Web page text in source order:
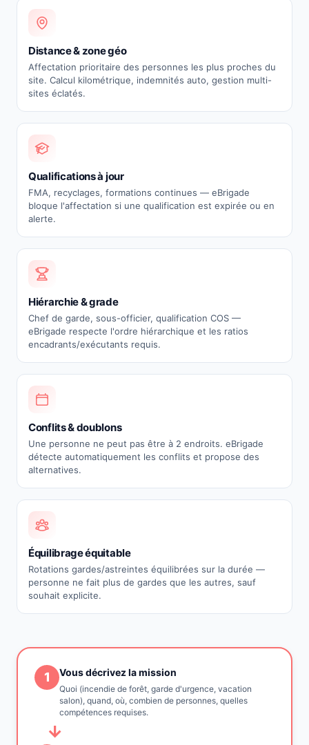
Distance & zone géo
Affectation prioritaire des personnes les plus proches du
site. Calcul kilométrique, indemnités auto, gestion multi-
sites éclatés.
Qualifications à jour
FMA, recyclages, formations continues — eBrigade
bloque l'affectation si une qualification est expirée ou en
alerte.
Hiérarchie & grade
Chef de garde, sous-officier, qualification COS —
eBrigade respecte l'ordre hiérarchique et les ratios
encadrants/exécutants requis.
Conflits & doublons
Une personne ne peut pas être à 2 endroits. eBrigade
détecte automatiquement les conflits et propose des
alternatives.
Équilibrage équitable
Rotations gardes/astreintes équilibrées sur la durée —
personne ne fait plus de gardes que les autres, sauf
souhait explicite.
1 Vous décrivez la mission
Quoi (incendie de forêt, garde d'urgence, vacation
salon), quand, où, combien de personnes, quelles
compétences requises.
→